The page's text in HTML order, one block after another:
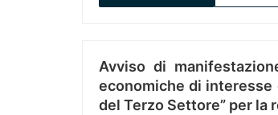
Avviso di
economiche di interesse
del Terzo Settore” per la